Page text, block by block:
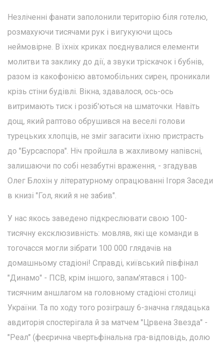
Незліченні фанати заполонили територію біля готелю,
розмахуючи тисячами рук і вигукуючи щось
неймовірне. В їхніх криках поєднувалися елементи
молитви та заклику до дії, а звуки тріскачок і бубнів,
разом із какофонією автомобільних сирен, проникали
крізь стіни будівлі. Вікна, здавалося, ось-ось
витримають тиск і розіб'ються на шматочки. Навіть
дощ, який раптово обрушився на веселі голови
турецьких хлопців, не зміг загасити їхню пристрасть
до "Бурсаспора". Ніч пройшла в жахливому напівсні,
залишаючи по собі незабутні враження, - згадував
Олег Блохін у літературному опрацюванні Ігоря Заседи
в книзі "Гол, який я не забив".
У нас якось заведено підкреслювати свою 100-
тисячну ексклюзивність: мовляв, які ще команди в
тогочасся могли зібрати 100 000 глядачів на
домашньому стадіоні! Справді, київський півфінал
"Динамо" - ПСВ, крім іншого, запам'ятався і 100-
тисячним аншлагом на головному стадіоні столиці
України. Та по ходу того розіграшу 6-значна глядацька
авдиторія спостерігала й за матчем "Црвена Звезда" -
"Реал" (феєрична чвертьфінальна гра-відповідь, долю